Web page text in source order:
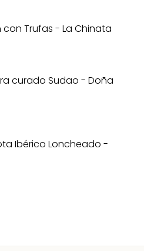
con Trufas - La Chinata
curado Sudao - Doña
Ibérico Loncheado -